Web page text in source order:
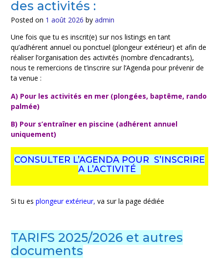
des activités :
Posted on 1 août 2026 by admin
Une fois que tu es inscrit(e) sur nos listings en tant
qu’adhérent annuel ou ponctuel (plongeur extérieur) et afin de
réaliser l’organisation des activités (nombre d’encadrants),
nous te remercions de t’inscrire sur l’Agenda pour prévenir de
ta venue :
A) Pour les activités en mer (plongées, baptême, rando
palmée)
B) Pour s’entraîner en piscine (adhérent annuel
uniquement)
CONSULTER L’AGENDA POUR S’INSCRIRE
A L’ACTIVITÉ
Si tu es plongeur extérieur, va sur la page dédiée
TARIFS 2025/2026 et autres
documents